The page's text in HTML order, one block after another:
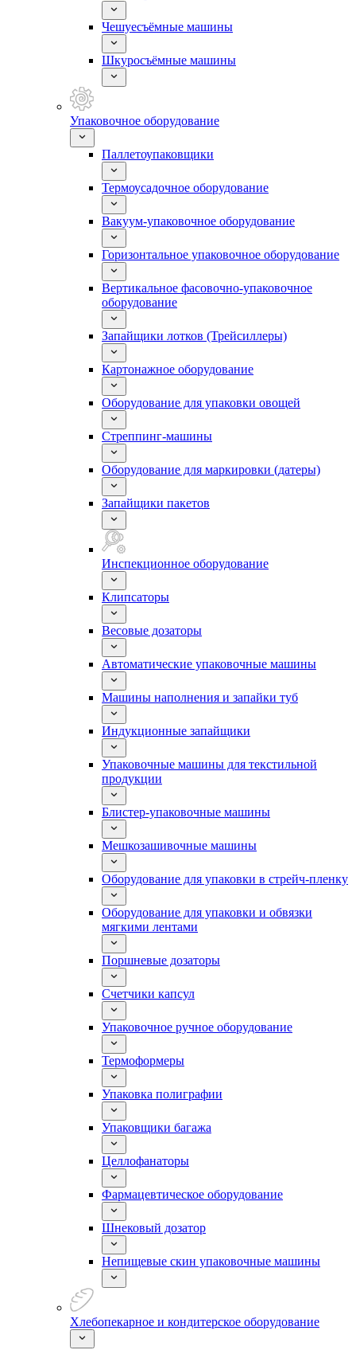
Чешуесъёмные машины
Шкуросъёмные машины
Упаковочное оборудование
Паллетоупаковщики
Термоусадочное оборудование
Вакуум-упаковочное оборудование
Горизонтальное упаковочное оборудование
Вертикальное фасовочно-упаковочное
оборудование
Запайщики лотков (Трейсиллеры)
Картонажное оборудование
Оборудование для упаковки овощей
Стреппинг-машины
Оборудование для маркировки (датеры)
Запайщики пакетов
Инспекционное оборудование
Клипсаторы
Весовые дозаторы
Автоматические упаковочные машины
Машины наполнения и запайки туб
Индукционные запайщики
Упаковочные машины для текстильной
продукции
Блистер-упаковочные машины
Мешкозашивочные машины
Оборудование для упаковки в стрейч-пленку
Оборудование для упаковки и обвязки
мягкими лентами
Поршневые дозаторы
Счетчики капсул
Упаковочное ручное оборудование
Термоформеры
Упаковка полиграфии
Упаковщики багажа
Целлофанаторы
Фармацевтическое оборудование
Шнековый дозатор
Непищевые скин упаковочные машины
Хлебопекарное и кондитерское оборудование